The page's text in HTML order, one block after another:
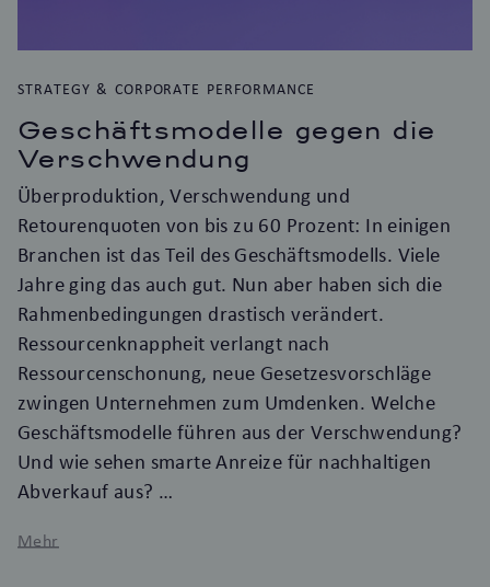
STRATEGY & CORPORATE PERFORMANCE
Geschäftsmodelle gegen die
Verschwendung
Überproduktion, Verschwendung und
Retourenquoten von bis zu 60 Prozent: In einigen
Branchen ist das Teil des Geschäftsmodells. Viele
Jahre ging das auch gut. Nun aber haben sich die
Rahmenbedingungen drastisch verändert.
Ressourcenknappheit verlangt nach
Ressourcenschonung, neue Gesetzesvorschläge
zwingen Unternehmen zum Umdenken. Welche
Geschäftsmodelle führen aus der Verschwendung?
Und wie sehen smarte Anreize für nachhaltigen
Abverkauf aus?
Mehr